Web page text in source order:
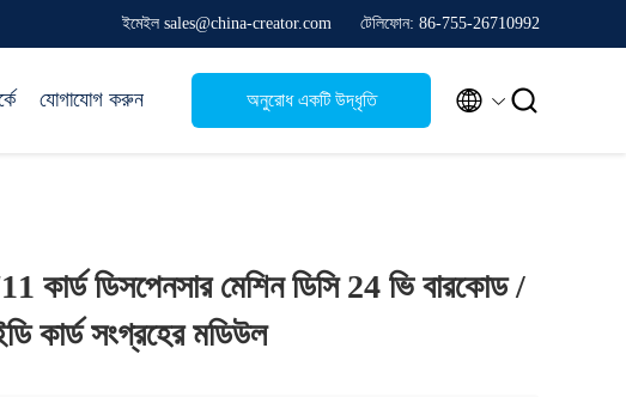
ইমেইল sales@china-creator.com টেলিফোন: 86-755-26710992
যোগাযোগ করুন অনুরোধ একটি উদ্ধৃতি  
কার্ড ডিসপেনসার মেশিন ডিসি 24 ভি বারকোড /
কার্ড সংগ্রহের মডিউল